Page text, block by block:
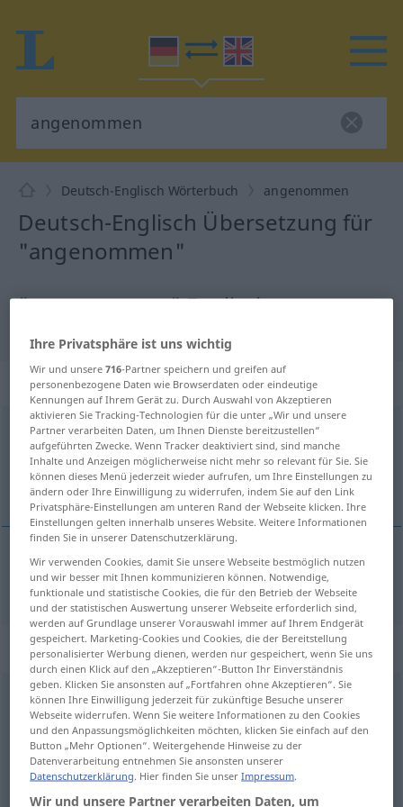
Deutsch-Englisch Wörterbuch angenommen
Deutsch-Englisch Übersetzung für
"angenommen"
"angenommen" Englisch
Übersetzung
„angenommen“: Partizip Perfekt
angenommenpperf
Übersicht aller Übersetzungen
(Für mehr Details die Übersetzung anklicken/antippen)
angenommen → siehe „annehmen “
„angenommen“: Adjektiv
angenommenadj
Übersicht aller Übersetzungen
(Für mehr Details die Übersetzung anklicken/antippen)
assumed adopted, adoptive
Ihre Privatsphäre ist uns wichtig
Wir und unsere716-Partner speichern und greifen auf
personenbezogene Daten wie Browserdaten oder eindeutige
Kennungen auf Ihrem Gerät zu. Durch Auswahl von Akzeptieren
aktivieren Sie Tracking-Technologien für die unter „Wir und unsere
Partner verarbeiten Daten, um Ihnen Dienste bereitzustellen“
aufgeführten Zwecke. Wenn Tracker deaktiviert sind, sind manche
Inhalte und Anzeigen möglicherweise nicht mehr so relevant für Sie. Sie
können dieses Menü jederzeit wieder aufrufen, um Ihre Einstellungen zu
ändern oder Ihre Einwilligung zu widerrufen, indem Sie auf den Link
Privatsphäre-Einstellungen am unteren Rand der Webseite klicken. Ihre
Einstellungen gelten innerhalb unseres Website. Weitere Informationen
finden Sie in unserer Datenschutzerklärung.
Wir verwenden Cookies, damit Sie unsere Webseite bestmöglich nutzen
und wir besser mit Ihnen kommunizieren können. Notwendige,
funktionale und statistische Cookies, die für den Betrieb der Webseite
und der statistischen Auswertung unserer Webseite erforderlich sind,
werden auf Grundlage unserer Vorauswahl immer auf Ihrem Endgerät
gespeichert. Marketing-Cookies und Cookies, die der Bereitstellung
personalisierter Werbung dienen, werden nur gespeichert, wenn Sie uns
durch einen Klick auf den „Akzeptieren“-Button Ihr Einverständnis
geben. Klicken Sie ansonsten auf „Fortfahren ohne Akzeptieren“. Sie
können Ihre Einwilligung jederzeit für zukünftige Besuche unserer
Webseite widerrufen. Wenn Sie weitere Informationen zu den Cookies
und den Anpassungsmöglichkeiten möchten, klicken Sie einfach auf den
Button „Mehr Optionen“. Weitergehende Hinweise zu der
Datenverarbeitung entnehmen Sie ansonsten unserer
Datenschutzerklärung. Hier finden Sie unserImpressum.
Wir und unsere Partner verarbeiten Daten, um